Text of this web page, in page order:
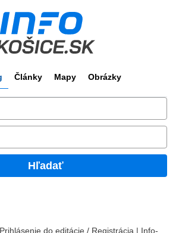
Články Mapy Obrázky
Hľadať
Prihlásenie do editácie / Registrácia | Info-